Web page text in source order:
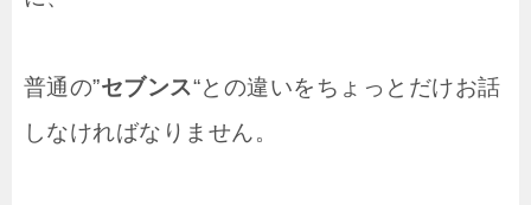
普通の”セブンス“との違いをちょっとだけお話
しなければなりません。